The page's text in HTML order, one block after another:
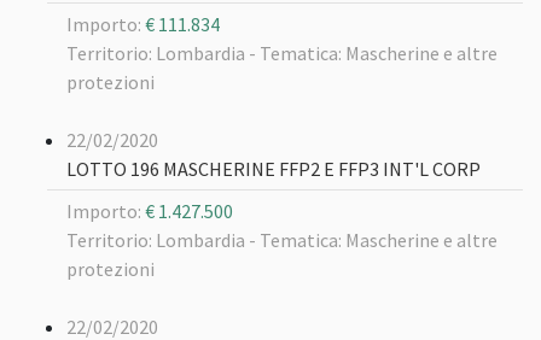
Importo: € 111.834
Territorio: Lombardia - Tematica: Mascherine e altre
protezioni
22/02/2020
LOTTO 196 MASCHERINE FFP2 E FFP3 INT'L CORP
Importo: € 1.427.500
Territorio: Lombardia - Tematica: Mascherine e altre
protezioni
22/02/2020